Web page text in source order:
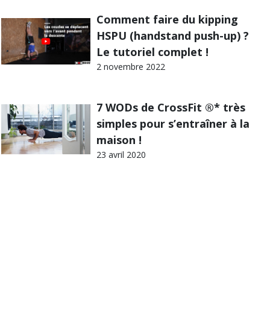
Comment faire du kipping
HSPU (handstand push-up) ?
Le tutoriel complet !
2 novembre 2022
7 WODs de CrossFit ®* très
simples pour s’entraîner à la
maison !
23 avril 2020